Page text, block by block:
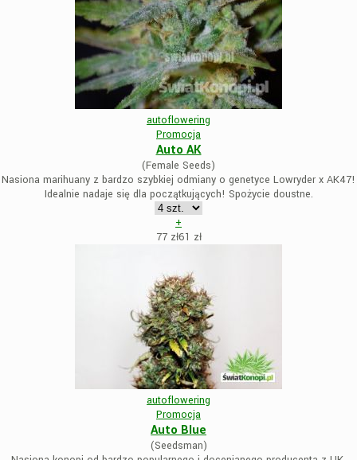
autoflowering
Promocja
Auto AK
(Female Seeds)
Nasiona marihuany z bardzo szybkiej odmiany o genetyce Lowryder x AK47!
Idealnie nadaje się dla początkujących! Spożycie doustne.
+
77 zł61 zł
autoflowering
Promocja
Auto Blue
(Seedsman)